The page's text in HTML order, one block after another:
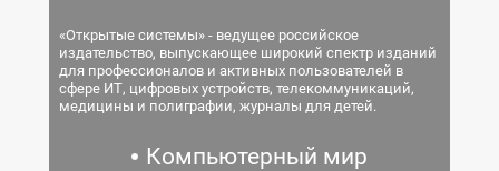
«Открытые системы» - ведущее российское
издательство, выпускающее широкий спектр изданий
для профессионалов и активных пользователей в
сфере ИТ, цифровых устройств, телекоммуникаций,
медицины и полиграфии, журналы для детей.
Компьютерный мир